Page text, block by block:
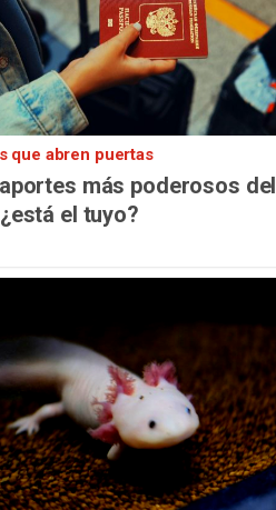
que abren puertas
más poderosos del
el tuyo?